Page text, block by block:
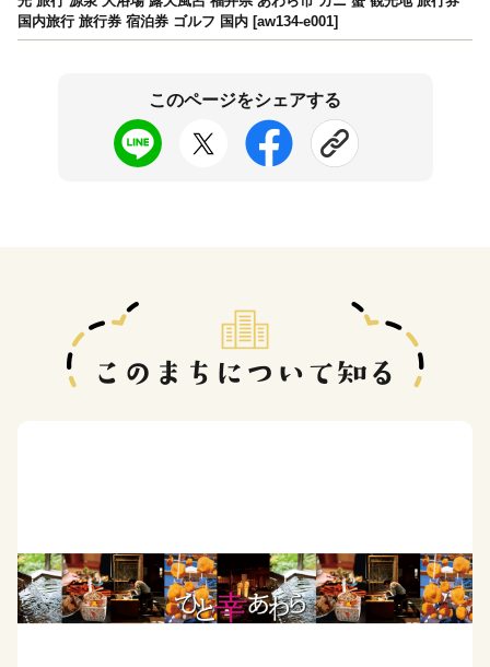
国内旅行 旅行券 宿泊券 ゴルフ 国内 [aw134-e001]
このページをシェアする